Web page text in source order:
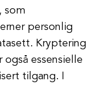
som
personlig
Kryptering
essensielle
tilgang. I